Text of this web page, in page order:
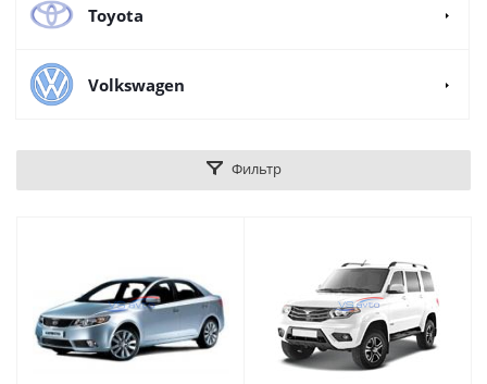
Toyota
Volkswagen
Фильтр